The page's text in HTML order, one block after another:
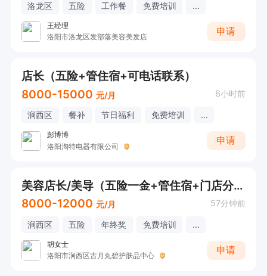
洛龙区 五险 工作餐 免费培训 ...
王经理
洛阳市洛龙区发部落美容美发店
申请
店长（五险+管住宿+可电话联系）
8000-15000 元/月 6小时前
涧西区 餐补 节日福利 免费培训 ...
彭博博
洛阳淘特电器有限公司
申请
美容店长/美导（五险一金+管住宿+门店分红）
8000-12000 元/月 57分钟前
涧西区 五险 年终奖 免费培训 ...
胡女士
洛阳市涧西区古月丸碧护肤品中心
申请